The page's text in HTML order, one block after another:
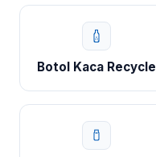
Botol Kaca Recycle